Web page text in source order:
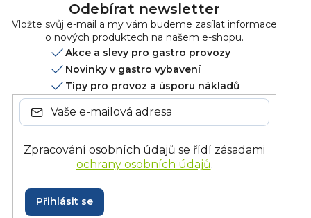
Odebírat newsletter
Vložte svůj e-mail a my vám budeme zasílat informace
o nových produktech na našem e-shopu.
Akce a slevy pro gastro provozy
Novinky v gastro vybavení
Tipy pro provoz a úsporu nákladů
Zpracování osobních údajů se řídí zásadami
ochrany osobních údajů.
Přihlásit se